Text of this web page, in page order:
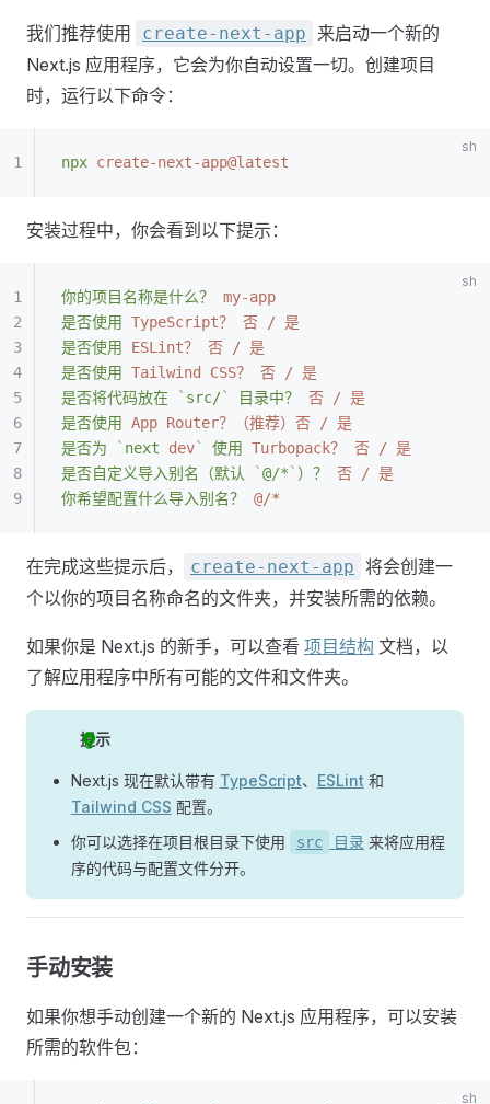
我们推荐使用 create-next-app
来启动一个新的
Next.js 应用程序，它会为你自动设置一切。创建项目
时，运行以下命令：
npx create-next-app@latest
安装过程中，你会看到以下提示：
你的项目名称是什么？
my-app
是否使用
TypeScript？ 否 / 是
是否使用
ESLint？ 否 / 是
是否使用
Tailwind CSS？ 否 / 是
是否将代码放在 ` src/` 目录中？ 否 / 是
是否使用
App Router？（推荐）否 / 是
是否为 ` next dev` 使用 Turbopack？ 否 / 是
是否自定义导入别名（默认
`@/* ` ）？ 否 / 是
你希望配置什么导入别名？
@/*
在完成这些提示后， create-next-app 将会创建一
个以你的项目名称命名的文件夹，并安装所需的依赖。
如果你是 Next.js 的新手，可以查看 项目结构 文档，以
了解应用程序中所有可能的文件和文件夹。
提示
Next.js 现在默认带有 TypeScript、 ESLint 和
Tailwind CSS 配置。
你可以选择在项目根目录下使用
src 目录 来将应用程
序的代码与配置文件分开。
手动安装
如果你想手动创建一个新的 Next.js 应用程序，可以安装
所需的软件包：